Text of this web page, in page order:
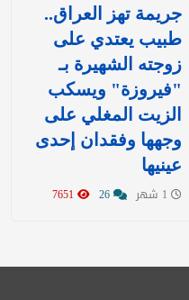
جريمة تهز العراق..
طبيب يعتدي على
زوجته الشهيرة بـ
"فيروزة" ويسكب
الزيت المغلي على
وجهها وفقدان إحدى
عينيها